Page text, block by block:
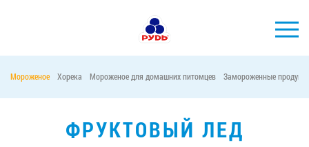
ПРОДУКЦИЯ
Мороженое Хорека Мороженое для домашних питомцев Замороженные
ФРУКТОВЫЙ ЛЕД